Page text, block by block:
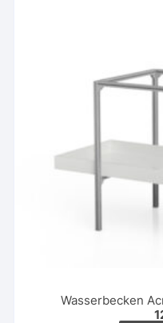
Wasserbecken